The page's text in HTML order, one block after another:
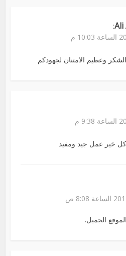
Ali
:
وعظيم الامتنان لجهودكم
خير عمل جيد ومفيد
الجميل.